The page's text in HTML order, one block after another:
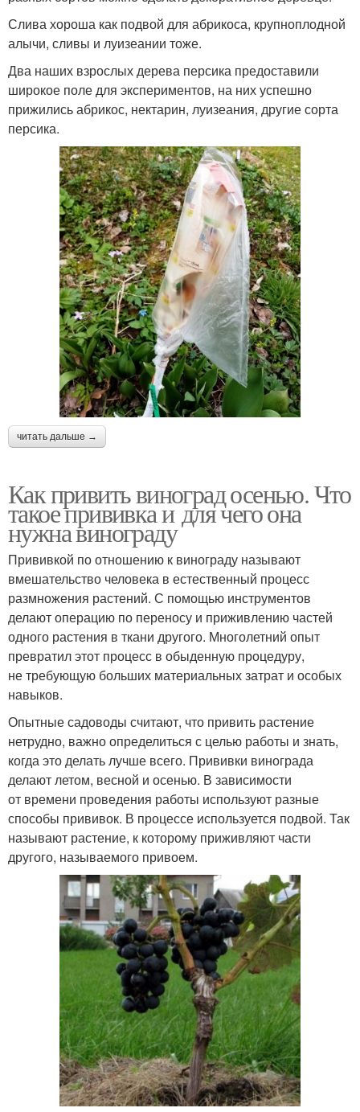
Слива хороша как подвой для абрикоса, крупноплодной
алычи, сливы и луизеании тоже.
Два наших взрослых дерева персика предоставили
широкое поле для экспериментов, на них успешно
прижились абрикос, нектарин, луизеания, другие сорта
персика.
читать дальше →
Как привить виноград осенью. Что
такое прививка и для чего она
нужна винограду
Прививкой по отношению к винограду называют
вмешательство человека в естественный процесс
размножения растений. С помощью инструментов
делают операцию по переносу и приживлению частей
одного растения в ткани другого. Многолетний опыт
превратил этот процесс в обыденную процедуру,
не требующую больших материальных затрат и особых
навыков.
Опытные садоводы считают, что привить растение
нетрудно, важно определиться с целью работы и знать,
когда это делать лучше всего. Прививки винограда
делают летом, весной и осенью. В зависимости
от времени проведения работы используют разные
способы прививок. В процессе используется подвой. Так
называют растение, к которому приживляют части
другого, называемого привоем.